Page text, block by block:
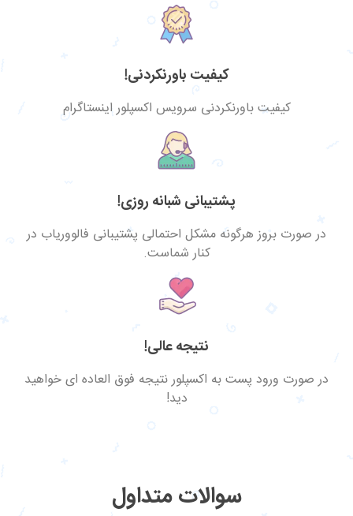
کیفیت باورنکردنی!
کیفیت باورنکردنی سرویس اکسپلور اینستاگرام
پشتیبانی شبانه روزی!
در صورت بروز هرگونه مشکل احتمالی پشتیبانی فالووریاب در
کنار شماست.
نتیجه عالی!
در صورت ورود پست به اکسپلور نتیجه فوق العاده ای خواهید
دید!
سوالات متداول